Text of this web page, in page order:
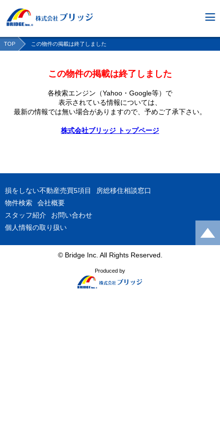
TOP この物件の掲載は終了しました
この物件の掲載は終了しました
各検索エンジン（Yahoo・Google等）で
表示されている情報については、
最新の情報では無い場合がありますので、 予めご了承下さい。
株式会社ブリッジ トップページ
損をしない不動産売買5項目
房総移住相談窓口
物件検索
会社概要
スタッフ紹介
お問い合わせ
個人情報の取り扱い
© Bridge Inc. All Rights Reserved.
Produced by